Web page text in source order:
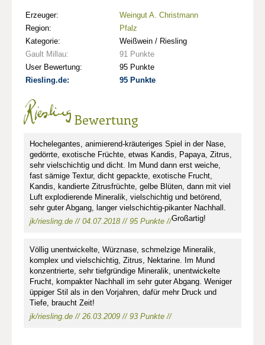
Erzeuger:
Weingut A. Christmann
Region:
Pfalz
Kategorie:
Weißwein / Riesling
Gault Millau:
91 Punkte
User Bewertung:
95 Punkte
Riesling.de:
95 Punkte
Bewertung
Hochelegantes, animierend-kräuteriges Spiel in der Nase,
gedörrte, exotische Früchte, etwas Kandis, Papaya, Zitrus,
sehr vielschichtig und dicht. Im Mund dann erst weiche,
fast sämige Textur, dicht gepackte, exotische Frucht,
Kandis, kandierte Zitrusfrüchte, gelbe Blüten, dann mit viel
Luft explodierende Mineralik, vielschichtig und betörend,
sehr guter Abgang, langer vielschichtig-pikanter Nachhall.
Großartig!
jk/riesling.de // 04.07.2018 // 95 Punkte //
Völlig unentwickelte, Würznase, schmelzige Mineralik,
komplex und vielschichtig, Zitrus, Nektarine. Im Mund
konzentrierte, sehr tiefgründige Mineralik, unentwickelte
Frucht, kompakter Nachhall im sehr guter Abgang. Weniger
üppiger Stil als in den Vorjahren, dafür mehr Druck und
Tiefe, braucht Zeit!
jk/riesling.de // 26.03.2009 // 93 Punkte //